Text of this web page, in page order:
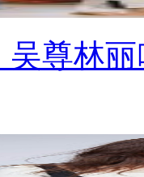
吴尊林